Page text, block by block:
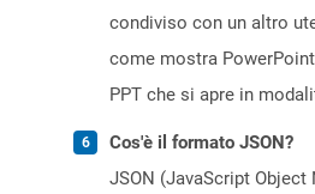
condiviso con un altro
come mostra
PPT che si apre in
Cos'è il formato JSON?
JSON (JavaScript